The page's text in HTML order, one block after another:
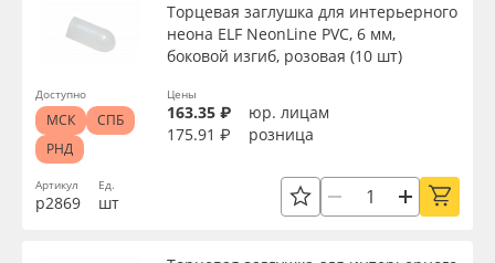
Артикул
р2869
Торцевая заглушка для интерьерного
неона ELF NeonLine PVC, 6 мм,
боковой изгиб, розовая (10 шт)
Ед.
шт
Цены
163.35 ₽
юр. лицам
175.91 ₽
розница
Доступно
МСК
СПБ
РНД